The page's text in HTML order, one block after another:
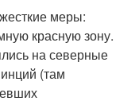
меры:
красную зону.
на северные
(там